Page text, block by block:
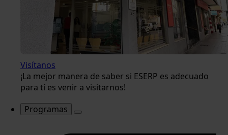
Visítanos
¡La mejor manera de saber si ESERP es adecuado
para tí es venir a visitarnos!
Programas